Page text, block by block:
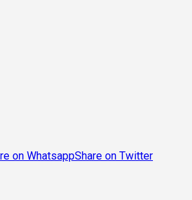
on WhatsappShare on Twitter